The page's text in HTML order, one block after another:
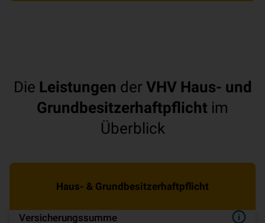
Die Leistungen der VHV Haus- und
Grundbesitzerhaftpflicht im
Überblick
Haus- & Grundbesitzerhaftpflicht
Versicherungssumme